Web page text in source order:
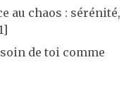
au chaos : sérénité,
de toi comme